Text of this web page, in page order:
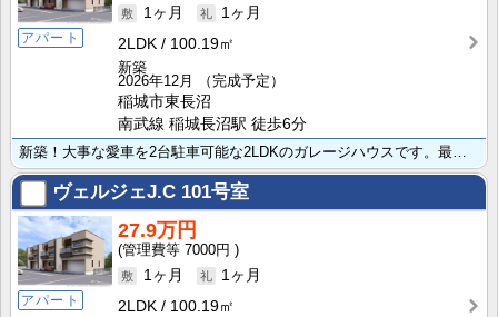
アパート
1ヶ月
1ヶ月
2LDK
100.19㎡
新築
2026年12月
（完成予定）
稲城市東長沼
南武線 稲城長沼駅 徒歩6分
新築！大事な愛車を2台駐車可能な2LDKのガレージハウスです。最寄り駅から徒歩6分と電車でのアクセス･･･
ヴェルジェJ.C 101号室
アパート
27.9万円
7000円
1ヶ月
1ヶ月
2LDK
100.19㎡